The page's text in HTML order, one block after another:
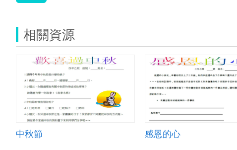
相關資源
中秋節 感恩的心